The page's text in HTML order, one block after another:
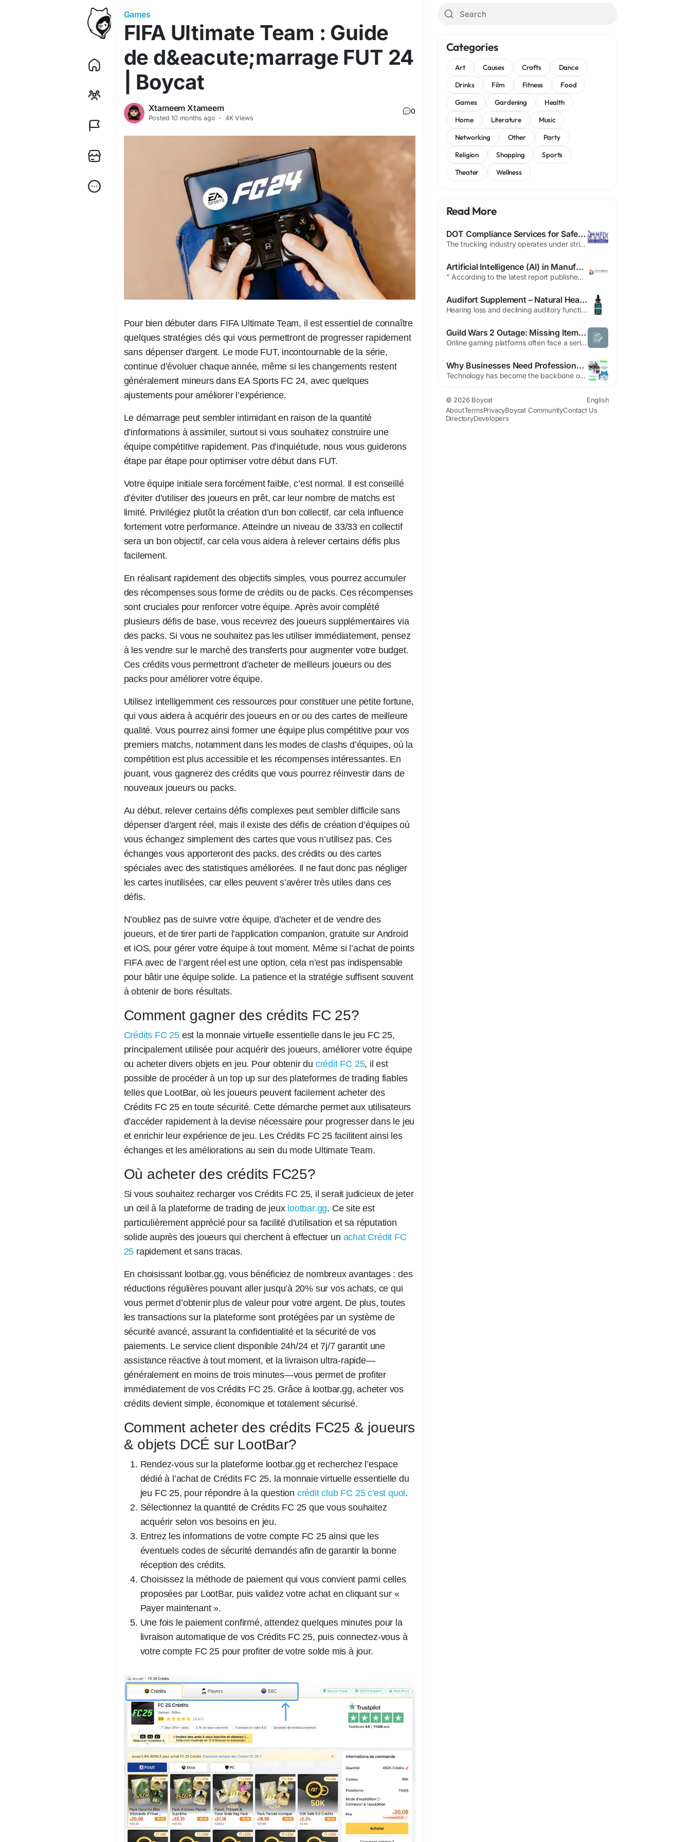
Games
FIFA Ultimate Team : Guide
de d&eacute;marrage FUT 24
| Boycat
Xtameem Xtameem
Posted10 months ago · 4K Views
0
Pour bien débuter dans FIFA Ultimate Team, il est essentiel de connaître
quelques stratégies clés qui vous permettront de progresser rapidement
sans dépenser d'argent. Le mode FUT, incontournable de la série,
continue d’évoluer chaque année, même si les changements restent
généralement mineurs dans EA Sports FC 24, avec quelques
ajustements pour améliorer l’expérience.
Le démarrage peut sembler intimidant en raison de la quantité
d’informations à assimiler, surtout si vous souhaitez construire une
équipe compétitive rapidement. Pas d’inquiétude, nous vous guiderons
étape par étape pour optimiser votre début dans FUT.
Votre équipe initiale sera forcément faible, c’est normal. Il est conseillé
d’éviter d’utiliser des joueurs en prêt, car leur nombre de matchs est
limité. Privilégiez plutôt la création d’un bon collectif, car cela influence
fortement votre performance. Atteindre un niveau de 33/33 en collectif
sera un bon objectif, car cela vous aidera à relever certains défis plus
facilement.
En réalisant rapidement des objectifs simples, vous pourrez accumuler
des récompenses sous forme de crédits ou de packs. Ces récompenses
sont cruciales pour renforcer votre équipe. Après avoir complété
plusieurs défis de base, vous recevrez des joueurs supplémentaires via
des packs. Si vous ne souhaitez pas les utiliser immédiatement, pensez
à les vendre sur le marché des transferts pour augmenter votre budget.
Ces crédits vous permettront d’acheter de meilleurs joueurs ou des
packs pour améliorer votre équipe.
Utilisez intelligemment ces ressources pour constituer une petite fortune,
qui vous aidera à acquérir des joueurs en or ou des cartes de meilleure
qualité. Vous pourrez ainsi former une équipe plus compétitive pour vos
premiers matchs, notamment dans les modes de clashs d’équipes, où la
compétition est plus accessible et les récompenses intéressantes. En
jouant, vous gagnerez des crédits que vous pourrez réinvestir dans de
nouveaux joueurs ou packs.
Au début, relever certains défis complexes peut sembler difficile sans
dépenser d’argent réel, mais il existe des défis de création d’équipes où
vous échangez simplement des cartes que vous n’utilisez pas. Ces
échanges vous apporteront des packs, des crédits ou des cartes
spéciales avec des statistiques améliorées. Il ne faut donc pas négliger
les cartes inutilisées, car elles peuvent s’avérer très utiles dans ces
défis.
N’oubliez pas de suivre votre équipe, d’acheter et de vendre des
joueurs, et de tirer parti de l’application companion, gratuite sur Android
et iOS, pour gérer votre équipe à tout moment. Même si l’achat de points
FIFA avec de l’argent réel est une option, cela n’est pas indispensable
pour bâtir une équipe solide. La patience et la stratégie suffisent souvent
à obtenir de bons résultats.
Comment gagner des crédits FC 25?
Crédits FC 25est la monnaie virtuelle essentielle dans le jeu FC 25,
principalement utilisée pour acquérir des joueurs, améliorer votre équipe
ou acheter divers objets en jeu. Pour obtenir du crédit FC 25, il est
possible de procéder à un top up sur des plateformes de trading fiables
telles que LootBar, où les joueurs peuvent facilement acheter des
Crédits FC 25 en toute sécurité. Cette démarche permet aux utilisateurs
d’accéder rapidement à la devise nécessaire pour progresser dans le jeu
et enrichir leur expérience de jeu. Les Crédits FC 25 facilitent ainsi les
échanges et les améliorations au sein du mode Ultimate Team.
Où acheter des crédits FC25?
Si vous souhaitez recharger vos Crédits FC 25, il serait judicieux de jeter
un œil à la plateforme de trading de jeux lootbar.gg. Ce site est
particulièrement apprécié pour sa facilité d’utilisation et sa réputation
solide auprès des joueurs qui cherchent à effectuer un achat Crédit FC
25 rapidement et sans tracas.
En choisissant lootbar.gg, vous bénéficiez de nombreux avantages : des
réductions régulières pouvant aller jusqu’à 20% sur vos achats, ce qui
vous permet d’obtenir plus de valeur pour votre argent. De plus, toutes
les transactions sur la plateforme sont protégées par un système de
sécurité avancé, assurant la confidentialité et la sécurité de vos
paiements. Le service client disponible 24h/24 et 7j/7 garantit une
assistance réactive à tout moment, et la livraison ultra-rapide—
généralement en moins de trois minutes—vous permet de profiter
immédiatement de vos Crédits FC 25. Grâce à lootbar.gg, acheter vos
crédits devient simple, économique et totalement sécurisé.
Comment acheter des crédits FC25 & joueurs
& objets DCÉ sur LootBar?
Rendez-vous sur la plateforme lootbar.gg et recherchez l’espace
dédié à l’achat de Crédits FC 25, la monnaie virtuelle essentielle du
jeu FC 25, pour répondre à la question crédit club FC 25 c'est quoi.
Sélectionnez la quantité de Crédits FC 25 que vous souhaitez
acquérir selon vos besoins en jeu.
Entrez les informations de votre compte FC 25 ainsi que les
éventuels codes de sécurité demandés afin de garantir la bonne
réception des crédits.
Choisissez la méthode de paiement qui vous convient parmi celles
proposées par LootBar, puis validez votre achat en cliquant sur «
Payer maintenant ».
Une fois le paiement confirmé, attendez quelques minutes pour la
livraison automatique de vos Crédits FC 25, puis connectez-vous à
votre compte FC 25 pour profiter de votre solde mis à jour.
Categories
Art Causes Crafts
Dance
Drinks
Film Fitness
Food
Games
Gardening
Health
Home
Literature
Music
Networking
Other
Party
Religion
Shopping
Sports
Theater
Wellness
Read More
DOT Compliance Services for Safety Regulations & Fleet Certification – TruckCompliance.com
The trucking industry operates under strict federal safety regulations designed to ensure the safe movement of goods across the country. Transportation businesses must comply with Department of Transportation (DOT) requirements related to driver qualifications, vehicle maintenance, operational safety, and recordkeeping. Failing to meet these standards can result in costly fines, operational...
Artificial Intelligence (AI) in Manufacturing Market Strategic Growth Assessment and Revenue Forecast Through 2035
" According to the latest report published by Data Bridge Market Research, the Artificial Intelligence (AI) in Manufacturing Market The artificial intelligence (AI) in manufacturing market is expected to witness market growth at a rate of 17.20% in the forecast period of 2022 to 2029 and is expected to reach USD 5,325.1 million by 2029. Artificial Intelligence (AI) in...
Audifort Supplement – Natural Hearing Support Formula
Hearing loss and declining auditory function have become increasingly common in a world filled with noise pollution, aging populations, and lifestyle stresses. For many, the search for a natural, effective hearing support solution has led to innovative supplement formulations designed to support ear health and cognitive auditory function. One such advanced solution gaining attention is Audifort...
Guild Wars 2 Outage: Missing Items &amp; Recovery Guide | Boycat
Online gaming platforms often face a series of problematic terms that signal trouble ahead. Words like "outage," "missing," and "unexpected" tend to spell trouble, especially when combined, indicating escalating issues. Recently, players of Guild Wars 2 experienced this firsthand following an unexpected service disruption that led to many losing access to their in-game items. The situation...
Why Businesses Need Professional IT Solutions and IT Support in Abu Dhabi - SwiftIT
Technology has become the backbone of modern business operations. Organizations rely on secure networks, cloud computing, data management, and cybersecurity solutions to maintain efficiency and remain competitive. Professional IT services help businesses improve productivity, reduce downtime, and ensure their technology infrastructure supports future growth. The Importance of Reliable IT...
© 2026 Boycat
English
AboutTermsPrivacyBoycat CommunityContact Us
DirectoryDevelopers